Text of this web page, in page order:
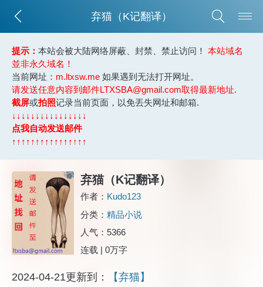
弃猫（K记翻译）
提示：本站会被大陆网络屏蔽、封禁、禁止访问！本站域名
並非永久域名！
当前网址： m.ltxsw.me 如果遇到无法打开网址。
请发送任意内容到邮件LTXSBA@gmail.com取得最新地址.
截屏或拍照记录当前页面，以免丟失网址和邮箱.
↓↓↓↓↓↓↓↓↓↓↓↓↓↓↓↓
点我自动发送邮件
↑↑↑↑↑↑↑↑↑↑↑↑↑↑↑↑
弃猫（K记翻译）
作者： Kudo123
分类： 精品小说
人气：5366
连载 | 0万字
2024-04-21更新到： 【弃猫】